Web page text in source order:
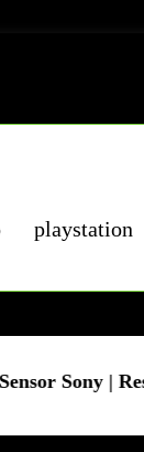
playstation